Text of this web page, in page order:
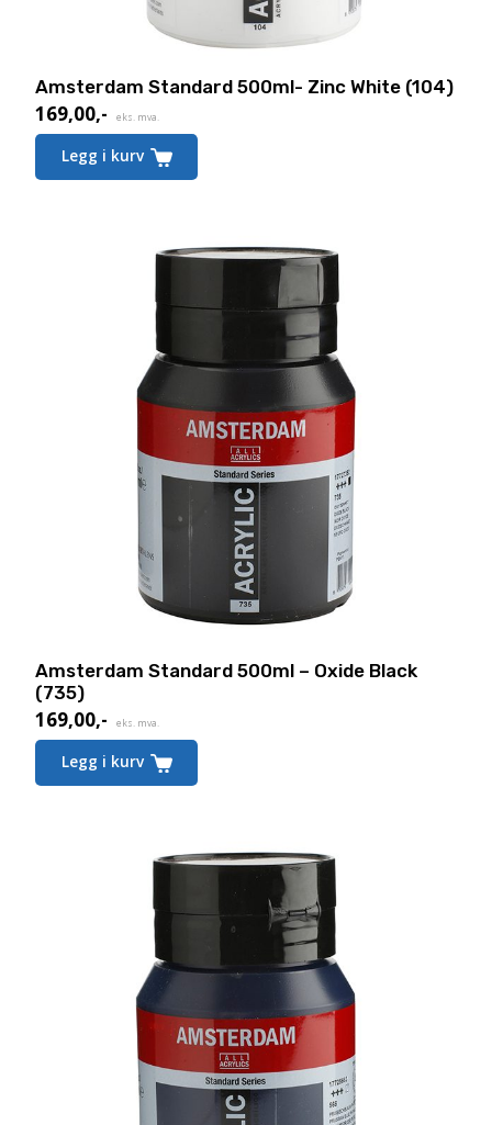
Amsterdam Standard 500ml- Zinc White (104)
169,00,- eks. mva.
Legg i kurv
Amsterdam Standard 500ml – Oxide Black
(735)
169,00,- eks. mva.
Legg i kurv